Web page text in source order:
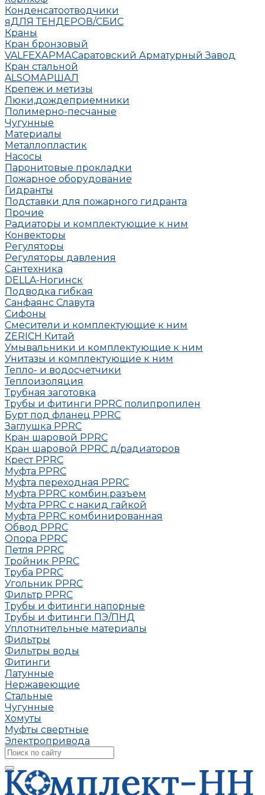
Конденсатоотводчики
яДЛЯ ТЕНДЕРОВ/СБИС
Краны
Кран бронзовый
VALFEXАРМАСаратовский Арматурный Завод
Кран стальной
ALSOМАРШАЛ
Крепеж и метизы
Люки,дождеприемники
Полимерно-песчаные
Чугунные
Материалы
Металлопластик
Насосы
Паронитовые прокладки
Пожарное оборудование
Гидранты
Подставки для пожарного гидранта
Прочие
Радиаторы и комплектующие к ним
Конвекторы
Регуляторы
Регуляторы давления
Сантехника
DELLA-Ногинск
Подводка гибкая
Санфаянс Славута
Сифоны
Смесители и комплектующие к ним
ZERICH Китай
Умывальники и комплектующие к ним
Унитазы и комплектующие к ним
Тепло- и водосчетчики
Теплоизоляция
Трубная заготовка
Трубы и фитинги PPRC полипропилен
Бурт под фланец РРRC
Заглушка РРRC
Кран шаровой PPRC
Кран шаровой PPRC д/радиаторов
Крест PPRC
Муфта PPRC
Муфта переходная PPRC
Муфта РРRC комбин.разъем
Муфта PPRC с накид гайкой
Муфта РРRC комбинированная
Обвод РРRC
Опора РРRC
Петля РРRC
Тройник РРRC
Труба РРRC
Угольник РРRC
Фильтр PPRC
Трубы и фитинги напорные
Трубы и фитинги ПЭ/ПНД
Уплотнительные материалы
Фильтры
Фильтры воды
Фитинги
Латунные
Нержавеющие
Стальные
Чугунные
Хомуты
Муфты свертные
Электропривода